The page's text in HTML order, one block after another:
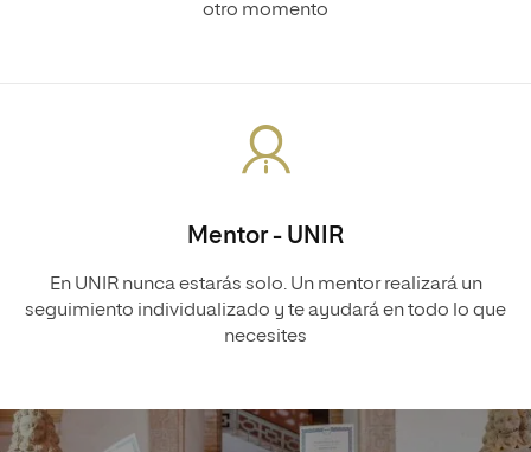
otro momento
Mentor - UNIR
En UNIR nunca estarás solo. Un mentor realizará un
seguimiento individualizado y te ayudará en todo lo que
necesites